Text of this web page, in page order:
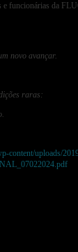
funcionárias da
novo avançar.
raras:
content/uploads/